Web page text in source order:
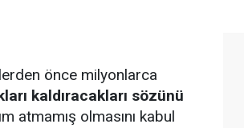
önce milyonlarca
kaldıracakları sözünü
atmamış olmasını kabul